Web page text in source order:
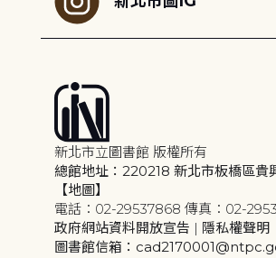
新北市立圖書館 版權所有
總館地址：220218 新北市板橋區貴
【地圖】
電話：02-29537868 傳真：02-
政府網站資料開放宣告 | 隱私權聲明
圖書館信箱：